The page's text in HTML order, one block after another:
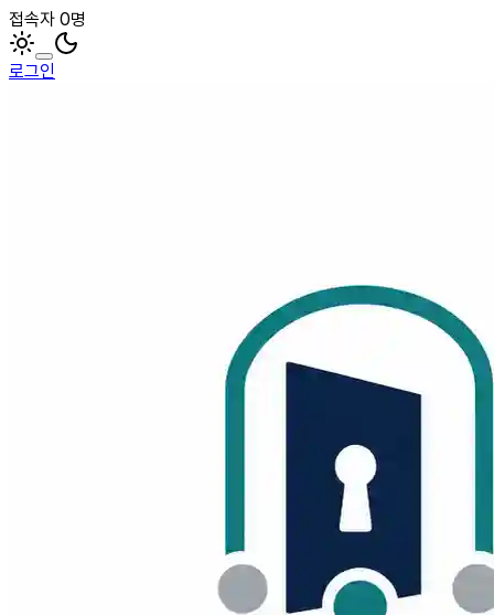
접속자 0명
로그인